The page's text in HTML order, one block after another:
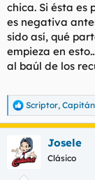
chica. Si ésta es
es negativa
sido así, qué
empieza en
al baúl de los
R
e
a
c
i
Scriptor,
Josele
Clásico